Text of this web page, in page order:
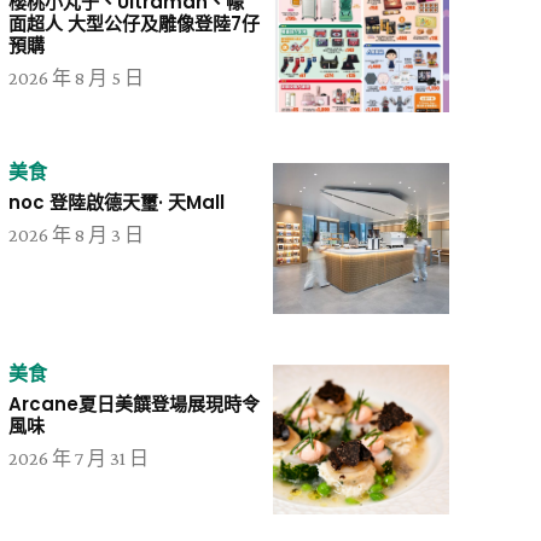
面超人 大型公仔及雕像登陸7仔
預購
2026 年 8 月 5 日
美食
noc 登陸啟德天璽· 天Mall
2026 年 8 月 3 日
美食
Arcane夏日美饌登場展現時令
風味
2026 年 7 月 31 日